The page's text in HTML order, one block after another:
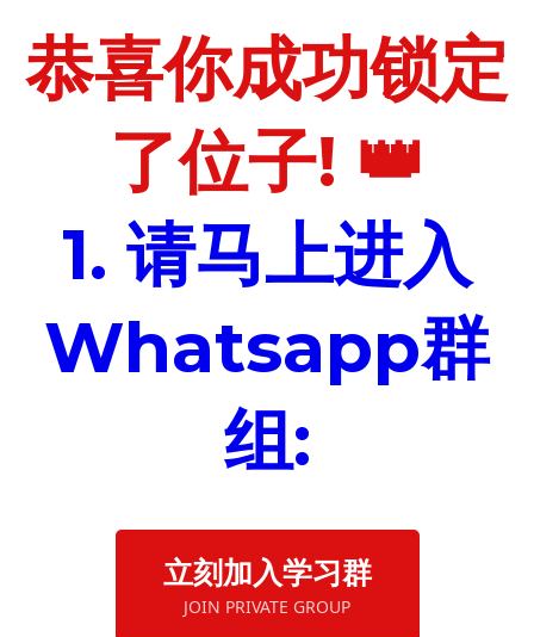
恭喜你成功锁定
了位子! 👑
1. 请马上进入
Whatsapp群
组:
立刻加入学习群
JOIN PRIVATE GROUP